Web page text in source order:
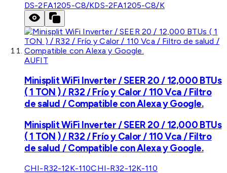
DS-2FA1205-C8/KDS-2FA1205-C8/K
AUFIT
Minisplit WiFi Inverter / SEER 20 / 12,000 BTUs
( 1 TON ) / R32 / Frío y Calor / 110 Vca / Filtro
de salud / Compatible con Alexa y Google.
Minisplit WiFi Inverter / SEER 20 / 12,000 BTUs
( 1 TON ) / R32 / Frío y Calor / 110 Vca / Filtro
de salud / Compatible con Alexa y Google.
CHI-R32-12K-110CHI-R32-12K-110